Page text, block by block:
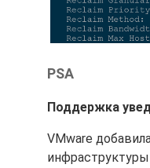
PSA
Поддержка
VMware